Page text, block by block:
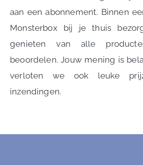
aan een abonnement. Binnen
Monsterbox bij je thuis
genieten van alle
beoordelen. Jouw mening is
verloten we ook leuke
inzendingen.